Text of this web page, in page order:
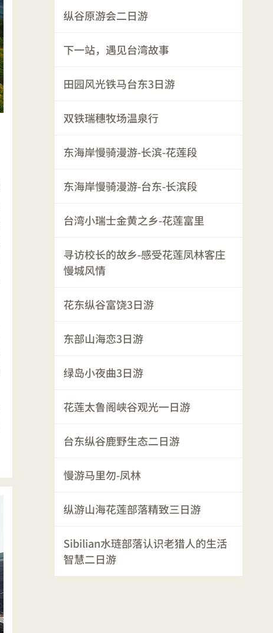
纵谷原游会二日游
下一站，遇见台湾故事
田园风光铁马台东3日游
双铁瑞穗牧场温泉行
东海岸慢骑漫游-长滨-花莲段
东海岸慢骑漫游-台东-长滨段
台湾小瑞士金黄之乡-花莲富里
寻访校长的故乡-感受花莲凤林客庄
慢城风情
花东纵谷富饶3日游
东部山海恋3日游
绿岛小夜曲3日游
花莲太鲁阁峡谷观光一日游
台东纵谷鹿野生态二日游
慢游马里勿-凤林
纵游山海花莲部落精致三日游
Sibilian水琏部落认识老猎人的生活
智慧二日游